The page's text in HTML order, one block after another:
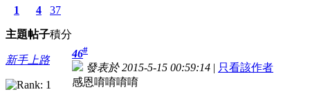
1
主題
4
帖子
37
積分
新手上路
46#
發表於 2015-5-15 00:59:14 | 只看該作者
感恩唷唷唷唷